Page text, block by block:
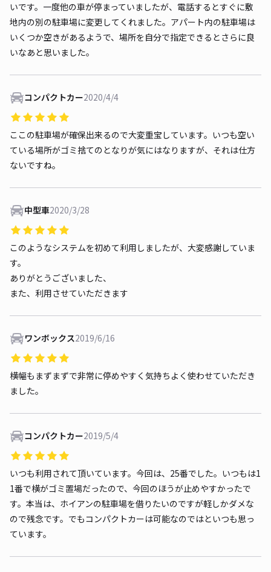
いです。一度他の車が停まっていましたが、電話するとすぐに敷
地内の別の駐車場に変更してくれました。アパート内の駐車場は
いくつか空きがあるようで、場所を自分で指定できるとさらに良
いなあと思いました。
コンパクトカー2020/4/4
ここの駐車場が確保出来るので大変重宝しています。いつも空い
ている場所がゴミ捨てのとなりが気にはなりますが、それは仕方
ないですね。
中型車2020/3/28
このようなシステムを初めて利用しましたが、大変感謝していま
す。
ありがとうございました、
また、利用させていただきます
ワンボックス2019/6/16
横幅もまずまずで非常に停めやすく気持ちよく使わせていただき
ました。
コンパクトカー2019/5/4
いつも利用されて頂いています。今回は、25番でした。いつもは1
1番で横がゴミ置場だったので、今回のほうが止めやすかったで
す。本当は、ホイアンの駐車場を借りたいのですが軽しかダメな
ので残念です。でもコンパクトカーは可能なのではといつも思っ
ています。